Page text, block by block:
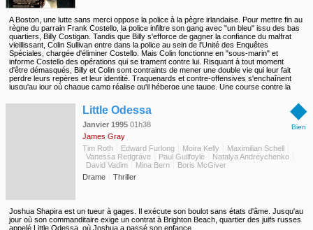
A Boston, une lutte sans merci oppose la police à la pègre irlandaise. Pour mettre fin au
règne du parrain Frank Costello, la police infiltre son gang avec "un bleu" issu des bas
quartiers, Billy Costigan. Tandis que Billy s'efforce de gagner la confiance du malfrat
vieillissant, Colin Sullivan entre dans la police au sein de l'Unité des Enquêtes
Spéciales, chargée d'éliminer Costello. Mais Colin fonctionne en "sous-marin" et
informe Costello des opérations qui se trament contre lui. Risquant à tout moment
d'être démasqués, Billy et Colin sont contraints de mener une double vie qui leur fait
perdre leurs repères et leur identité. Traquenards et contre-offensives s'enchaînent
jusqu'au jour où chaque camp réalise qu'il héberge une taupe. Une course contre la
l'autre sous peine d'y laisser sa peau...
◆
Bien
Little Odessa
Janvier 1995 01h38
James Gray
Tim Roth
Edward Furlong Moira Kelly
Maximilian Schell
Vanessa Redgrave
Paul Guilfoyle
Natalya Andreychenko
David Vadim
Mina Bern
Boris McGiver
Drame
Thriller
Joshua Shapira est un tueur à gages. Il exécute son boulot sans états d'âme. Jusqu'au
jour où son commanditaire exige un contrat à Brighton Beach, quartier des juifs russes
appelé Little Odessa, où Joshua a passé son enfance.